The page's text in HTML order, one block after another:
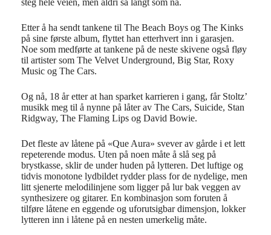
steg hele veien, men aldri så langt som nå.
Etter å ha sendt tankene til The Beach Boys og The Kinks
på sine første album, flyttet han etterhvert inn i garasjen.
Noe som medførte at tankene på de neste skivene også fløy
til artister som The Velvet Underground, Big Star, Roxy
Music og The Cars.
Og nå, 18 år etter at han sparket karrieren i gang, får Stoltz’
musikk meg til å nynne på låter av The Cars, Suicide, Stan
Ridgway, The Flaming Lips og David Bowie.
Det fleste av låtene på «Que Aura» svever av gårde i et lett
repeterende modus. Uten på noen måte å slå seg på
brystkasse, sklir de under huden på lytteren. Det luftige og
tidvis monotone lydbildet rydder plass for de nydelige, men
litt sjenerte melodilinjene som ligger på lur bak veggen av
synthesizere og gitarer. En kombinasjon som foruten å
tilføre låtene en eggende og uforutsigbar dimensjon, lokker
lytteren inn i låtene på en nesten umerkelig måte.